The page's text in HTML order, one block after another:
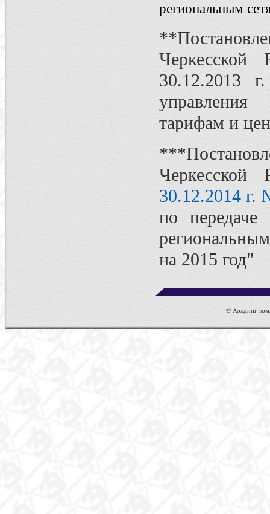
региональным
30.12.2013
управления
тарифам и
30.12.2014 г.
по передаче
на 2015 год"
© Холдинг